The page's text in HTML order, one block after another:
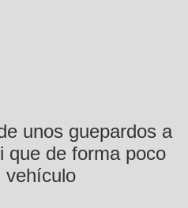
unos guepardos a
que de forma poco
vehículo